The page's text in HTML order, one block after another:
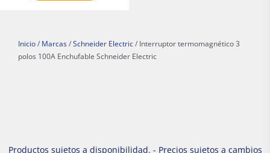
Inicio / Marcas / Schneider Electric / Interruptor termomagnético 3
polos 100A Enchufable Schneider Electric
Productos sujetos a disponibilidad. - Precios sujetos a cambios